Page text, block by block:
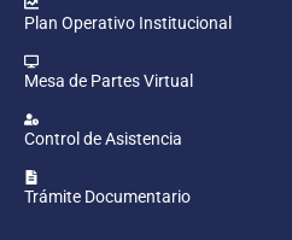
Plan Operativo Institucional
Mesa de Partes Virtual
Control de Asistencia
Trámite Documentario